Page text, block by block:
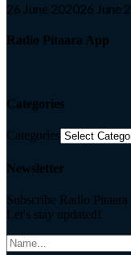
26 June 202026 June
Radio Pitaara App
Categories
Categories
Newsletter
Subscribe Radio
Let's stay updated!